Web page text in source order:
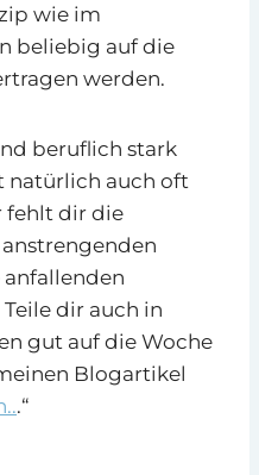
wie im
beliebig auf die
werden.
beruflich stark
natürlich auch oft
fehlt dir die
dir auch in
gut auf die Woche
Blogartikel
.“